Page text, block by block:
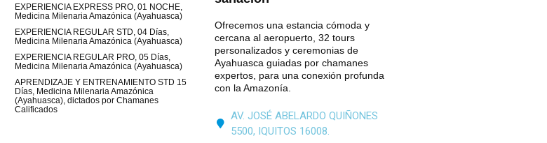
EXPERIENCIA EXPRESS PRO, 01 NOCHE,
Medicina Milenaria Amazónica (Ayahuasca)
EXPERIENCIA REGULAR STD, 04 Días,
Medicina Milenaria Amazónica (Ayahuasca)
EXPERIENCIA REGULAR PRO, 05 Días,
Medicina Milenaria Amazónica (Ayahuasca)
APRENDIZAJE Y ENTRENAMIENTO STD 15
Días, Medicina Milenaria Amazónica
(Ayahuasca), dictados por Chamanes
Calificados
Ofrecemos una estancia cómoda y
cercana al aeropuerto, 32 tours
personalizados y ceremonias de
Ayahuasca guiadas por chamanes
expertos, para una conexión profunda
con la Amazonía.
AV. JOSÉ ABELARDO QUIÑONES
5500, IQUITOS 16008.